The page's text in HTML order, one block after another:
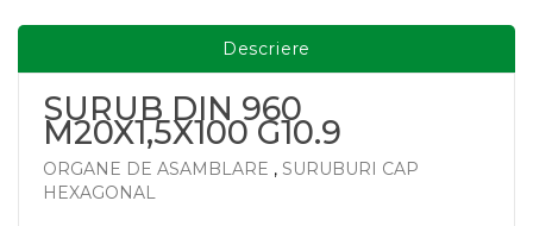
Descriere
SURUB DIN 960
M20X1,5X100 G10.9
ORGANE DE ASAMBLARE , SURUBURI CAP
HEXAGONAL